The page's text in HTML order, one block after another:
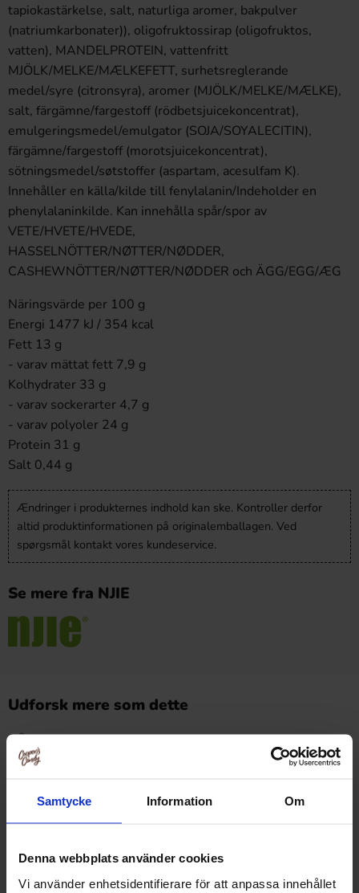
Samtycke Information Om
Denna webbplats använder cookies
Vi använder enhetsidentifierare för att anpassa innehållet
tapiokastärkelse, salt, naturliga aromer, bakpulver
(natriumkarbonater)), oligofruktossirap (oligofruktos,
vatten), MANDELPROTEIN, vattenfritt
MJÖLK/MELKE/MÆLKEFETT, surhetsreglerande
medel/syre (citronsyra), aromer (MJÖLK/MELKE/MÆLKE),
salt, färgämne/fargestoff (rödbetsjuicekoncentrat),
emulgeringsmedel/emulgator (SOJA/SOYALECITIN),
färgämne/fargestoff (morotsjuicekoncentrat),
sötningsmedel/søtstoffer (aspartam, acesulfam K).
Innehåller en källa/kilde till fenylalanin/Indeholder en
phenylalaninkilde. Kan innehålla spår/spor av
VETE/HVETE/HVEDE,
HASSELNÖTTER/NØTTER/NØDDER,
CASHEWNÖTTER/NØTTER/NØDDER och ÄGG/EGG/ÆG
Näringsvärde per 100 g
Energi 1477 kJ / 354 kcal
Fett 13 g
- varav mättat fett 7,9 g
Kolhydrater 33 g
- varav sockerarter 4,7 g
- varav polyoler 24 g
Protein 31 g
Salt 0,44 g
Ændringer i produkternes indhold kan ske. Kontroller derfor
altid produktinformationen på originalemballagen. Ved
spørgsmål kontakt vores kundeservice.
Se mere fra NJIE
Udforsk mere som dette
Anmeldelser
Dette produkt har ingen anmeldelser
Prishistorik